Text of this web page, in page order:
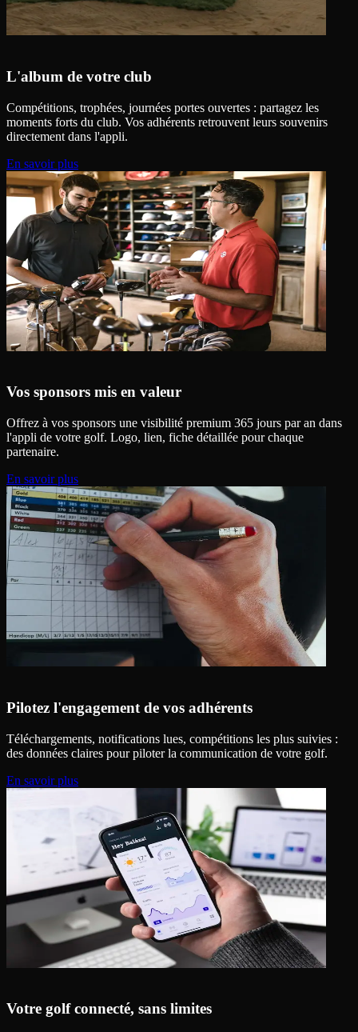
L'album de votre club
Compétitions, trophées, journées portes ouvertes : partagez les
moments forts du club. Vos adhérents retrouvent leurs souvenirs
directement dans l'appli.
En savoir plus
Vos sponsors mis en valeur
Offrez à vos sponsors une visibilité premium 365 jours par an dans
l'appli de votre golf. Logo, lien, fiche détaillée pour chaque
partenaire.
En savoir plus
Pilotez l'engagement de vos adhérents
Téléchargements, notifications lues, compétitions les plus suivies :
des données claires pour piloter la communication de votre golf.
En savoir plus
Votre golf connecté, sans limites